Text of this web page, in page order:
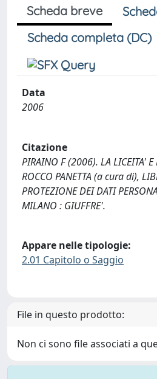
Scheda breve
Scheda completa (DC)
Data
2006
Citazione
PIRAINO F (2006). LA LICEITA' E
ROCCO PANETTA (a cura di),
PROTEZIONE DEI DATI
MILANO : GIUFFRE'.
Appare nelle tipologie:
2.01 Capitolo o Saggio
File in questo prodotto:
Non ci sono file associati a